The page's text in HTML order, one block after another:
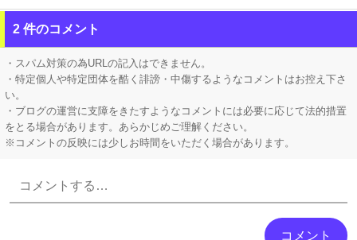
家系ラーメンって何を楽しむの？
【発見】 発達っぽい奴の共通点って『立場を理解できない』だよな
2 件のコメント
・スパム対策の為URLの記入はできません。
・特定個人や特定団体を酷く誹謗・中傷するようなコメントはお控え下さ
い。
・ブログの運営に支障をきたすようなコメントには必要に応じて法的措置
をとる場合があります。あらかじめご理解ください。
※コメントの反映には少しお時間をいただく場合があります。